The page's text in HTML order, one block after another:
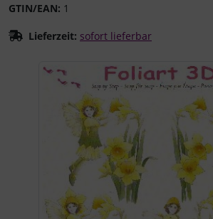
GTIN/EAN: 1
Lieferzeit: sofort lieferbar
Wenn mehr als ein Produktbild